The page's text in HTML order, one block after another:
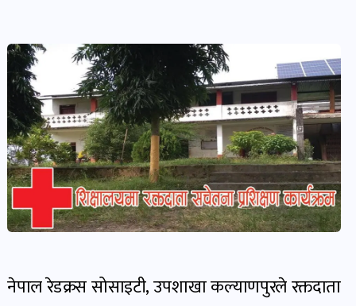
देश-
प्रदेश
खबर
पोष्ट
विकास-
निर्माण
खबर
पोष्ट
कृषि
नेपाल रेडक्रस सोसाइटी, उपशाखा कल्याणपुरले रक्तदाता